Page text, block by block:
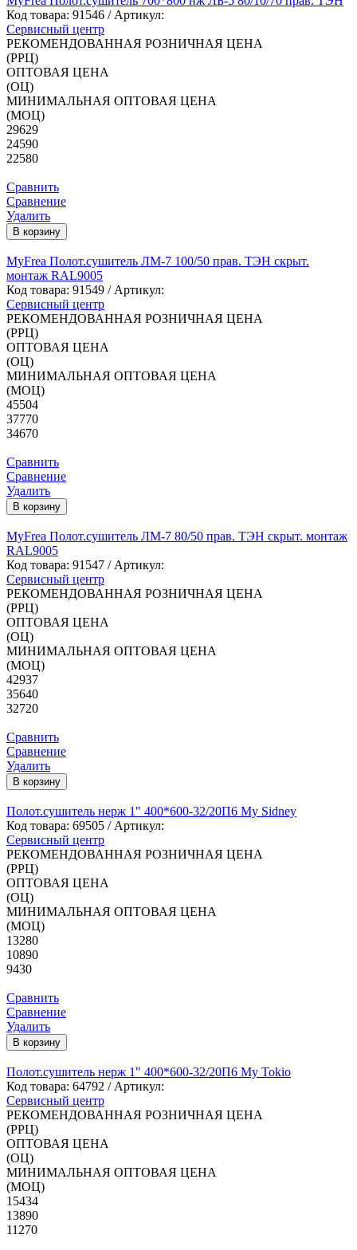
Код товара: 91546 / Артикул:
Сервисный центр
РЕКОМЕНДОВАННАЯ РОЗНИЧНАЯ ЦЕНА
(РРЦ)
ОПТОВАЯ ЦЕНА
(ОЦ)
МИНИМАЛЬНАЯ ОПТОВАЯ ЦЕНА
(МОЦ)
29629
24590
22580
Сравнить
Сравнение
Удалить
В корзину
MyFrea Полот.сушитель ЛМ-7 100/50 прав. ТЭН скрыт.
монтаж RAL9005
Код товара: 91549 / Артикул:
Сервисный центр
РЕКОМЕНДОВАННАЯ РОЗНИЧНАЯ ЦЕНА
(РРЦ)
ОПТОВАЯ ЦЕНА
(ОЦ)
МИНИМАЛЬНАЯ ОПТОВАЯ ЦЕНА
(МОЦ)
45504
37770
34670
Сравнить
Сравнение
Удалить
В корзину
MyFrea Полот.сушитель ЛМ-7 80/50 прав. ТЭН скрыт. монтаж
RAL9005
Код товара: 91547 / Артикул:
Сервисный центр
РЕКОМЕНДОВАННАЯ РОЗНИЧНАЯ ЦЕНА
(РРЦ)
ОПТОВАЯ ЦЕНА
(ОЦ)
МИНИМАЛЬНАЯ ОПТОВАЯ ЦЕНА
(МОЦ)
42937
35640
32720
Сравнить
Сравнение
Удалить
В корзину
Полот.сушитель нерж 1" 400*600-32/20П6 My Sidney
Код товара: 69505 / Артикул:
Сервисный центр
РЕКОМЕНДОВАННАЯ РОЗНИЧНАЯ ЦЕНА
(РРЦ)
ОПТОВАЯ ЦЕНА
(ОЦ)
МИНИМАЛЬНАЯ ОПТОВАЯ ЦЕНА
(МОЦ)
13280
10890
9430
Сравнить
Сравнение
Удалить
В корзину
Полот.сушитель нерж 1" 400*600-32/20П6 My Tokio
Код товара: 64792 / Артикул:
Сервисный центр
РЕКОМЕНДОВАННАЯ РОЗНИЧНАЯ ЦЕНА
(РРЦ)
ОПТОВАЯ ЦЕНА
(ОЦ)
МИНИМАЛЬНАЯ ОПТОВАЯ ЦЕНА
(МОЦ)
15434
13890
11270